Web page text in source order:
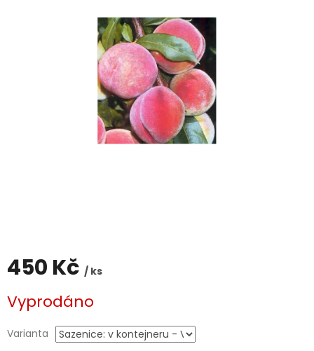
450 Kč / ks
cena:
Vyprodáno
Varianta